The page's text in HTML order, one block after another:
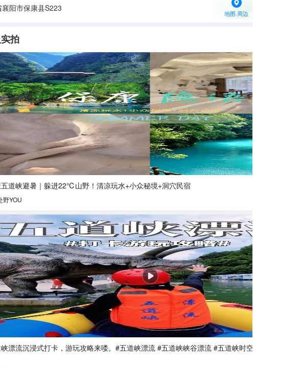
阳市保康县S223
地图·周边
拍
道峡避暑｜躲进22℃山野！清凉玩水+小众秘境+洞穴民宿
野YOU
漂流沉浸式打卡，游玩攻略来喽。#五道峡漂流 #五道峡峡谷漂流 #五道峡时空隧道漂流#酷夏趣